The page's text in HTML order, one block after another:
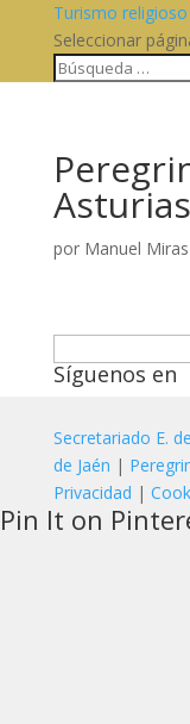
Turismo religioso
Seleccionar
por Manuel Miras
Síguenos en
Secretariado E.
de Jaén |
Privacidad |
Pin It on